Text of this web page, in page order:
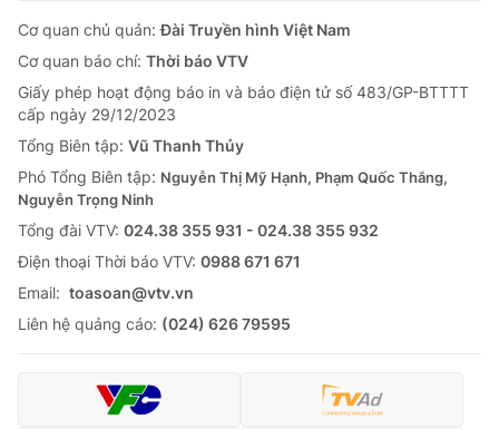
Cơ quan chủ quản:Đài Truyền hình Việt Nam
Cơ quan báo chí: Thời báo VTV
Giấy phép hoạt động báo in và báo điện tử số 483/GP-BTTTT
cấp ngày 29/12/2023
Tổng Biên tập: Vũ Thanh Thủy
Phó Tổng Biên tập: Nguyễn Thị Mỹ Hạnh, Phạm Quốc Thắng,
Nguyễn Trọng Ninh
Tổng đài VTV: 024.38 355 931 - 024.38 355 932
Ðiện thoại Thời báo VTV: 0988 671 671
Email: toasoan@vtv.vn
Liên hệ quảng cáo: (024) 626 79595